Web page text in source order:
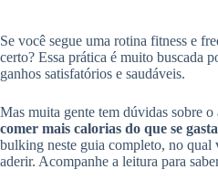
Se você segue uma rotina fitness e
certo? Essa prática é muito buscada
ganhos satisfatórios e saudáveis.
Mas muita gente tem dúvidas sobre
comer mais calorias do que se
bulking neste guia completo, no qual
aderir. Acompanhe a leitura para